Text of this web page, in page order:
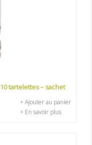
tartelettes – sachet
+ Ajouter au panier
+ En savoir plus